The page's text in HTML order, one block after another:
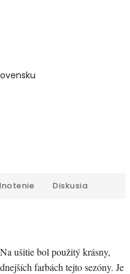
Diskusia
ušitie bol použitý krásny,
farbách tejto sezóny. Je